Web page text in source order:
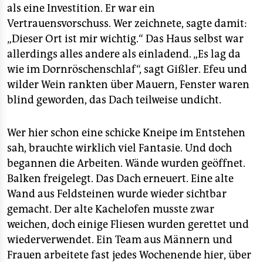
als eine Investition. Er war ein
Vertrauensvorschuss. Wer zeichnete, sagte damit:
„Dieser Ort ist mir wichtig.“ Das Haus selbst war
allerdings alles andere als einladend. „Es lag da
wie im Dornröschenschlaf“, sagt Gißler. Efeu und
wilder Wein rankten über Mauern, Fenster waren
blind geworden, das Dach teilweise undicht.
Wer hier schon eine schicke Kneipe im Entstehen
sah, brauchte wirklich viel Fantasie. Und doch
begannen die Arbeiten. Wände wurden geöffnet.
Balken freigelegt. Das Dach erneuert. Eine alte
Wand aus Feldsteinen wurde wieder sichtbar
gemacht. Der alte Kachelofen musste zwar
weichen, doch einige Fliesen wurden gerettet und
wiederverwendet. Ein Team aus Männern und
Frauen arbeitete fast jedes Wochenende hier, über